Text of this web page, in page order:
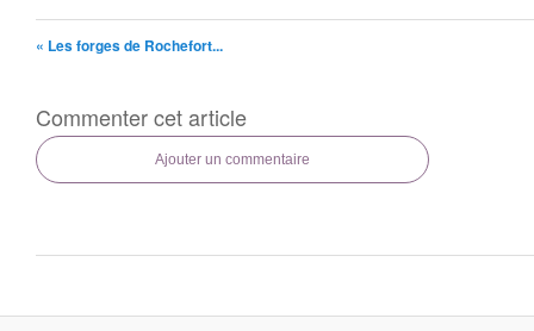
« Les forges de Rochefort...
Commenter cet article
Ajouter un commentaire